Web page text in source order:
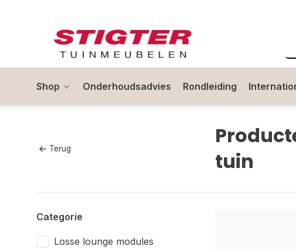
Shop Onderhoudsadvies Rondleiding
Terug
tuin
Categorie
Losse lounge modules